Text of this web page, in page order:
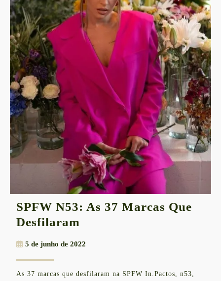
SPFW N53: As 37 Marcas Que
Desfilaram
As
37
5 de junho de 2022
de
As 37 marcas que desfilaram na SPFW In.Pactos, n53,